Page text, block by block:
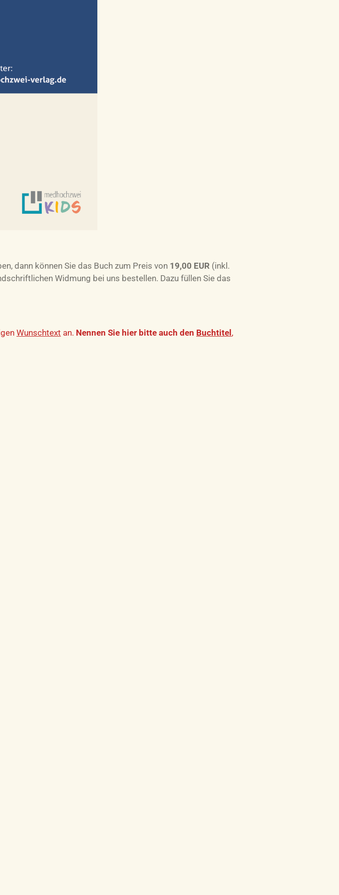
dann können Sie das Buch zum Preis von 19,00 EUR (inkl.
Widmung bei uns bestellen. Dazu füllen Sie das
Wunschtext an. Nennen Sie hier bitte auch den Buchtitel ,